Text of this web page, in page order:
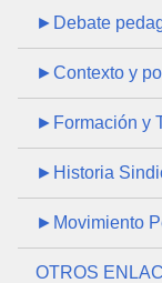
►Debate
►Contexto y
►Formación y
►Historia
►Movimiento
OTROS